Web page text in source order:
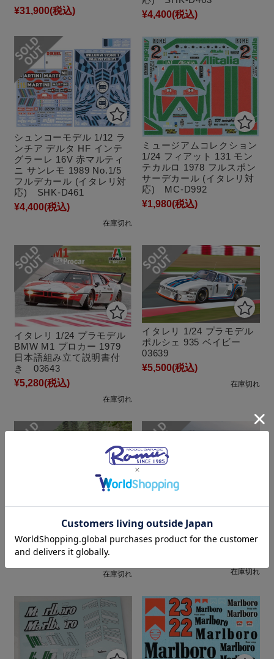
¥31,900(税込)
¥4,400(税込)
シュンコーモデル 1/12 ラ
ンチア デルタ HF インテ
グラーレ 16V 赤マルティ
ニ サンレモ 1989 No.1/5
フルデカール (イタレリ対
応) SHK-D461
¥4,400(税込)
在庫切れ
ミュージアムコレクション
1/24 フィアット 131 モン
テカルロ 1978 フルスポン
サーデカール (イタレリ対
応) MC-D992
¥1,980(税込)
イタレリ 1/24 プラモデル
BMW M1 プロカー 1979
日本語組み立て説明書付
き 03643
¥5,280(税込)
在庫切れ
イタレリ 1/24 プラモデル
ポルシェ 935 ベイビー
03639
¥5,500(税込)
在庫切れ
フォード エスコート
RS1800 MK. II
リー 1981 ITA-3650
¥4,500(税込)
在庫切れ
イタレリ 1/24 プラモデル
アウディ クワトロ ラリー
モンテカルロ 1981 ハン
ヌ・ミッコラ ITA-3642
在庫切れ